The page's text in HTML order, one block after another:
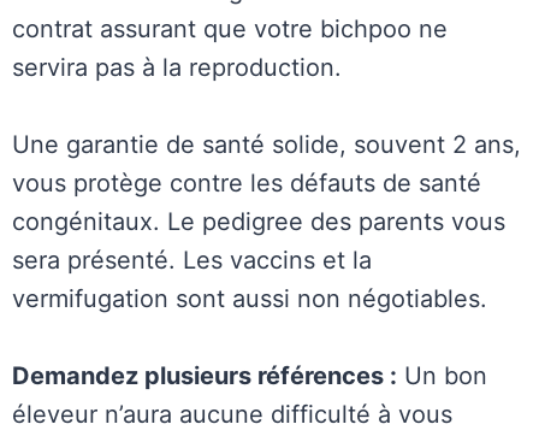
contrat assurant que votre bichpoo ne
servira pas à la reproduction.
Une garantie de santé solide, souvent 2 ans,
vous protège contre les défauts de santé
congénitaux. Le pedigree des parents vous
sera présenté. Les vaccins et la
vermifugation sont aussi non négotiables.
Demandez plusieurs références : Un bon
éleveur n’aura aucune difficulté à vous